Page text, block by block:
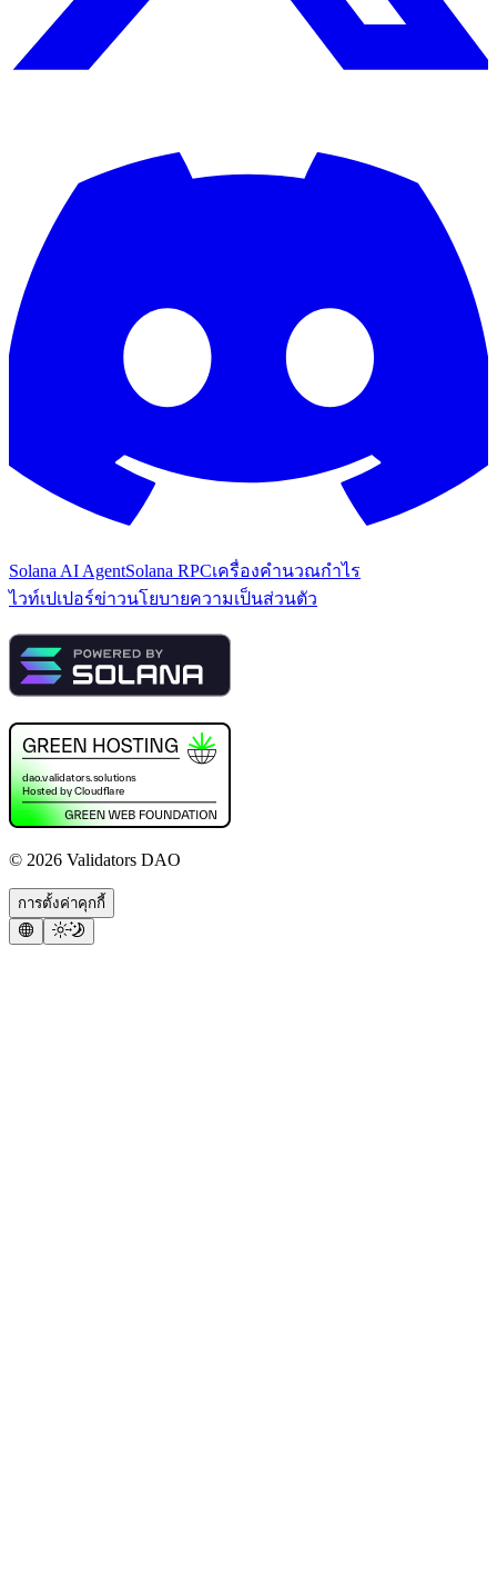
Solana AI AgentSolana RPCเครื่องคำนวณกำไร
ไวท์เปเปอร์ข่าวนโยบายความเป็นส่วนตัว
© 2026 Validators DAO
การตั้งค่าคุกกี้